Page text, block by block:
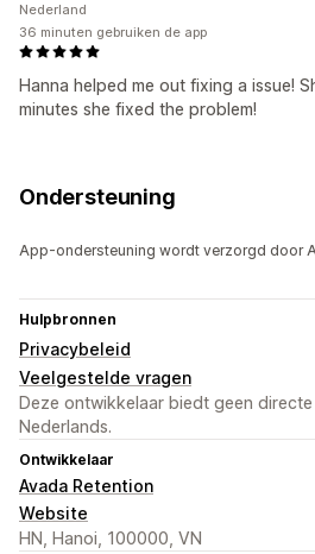
Hanna helped me out fixing a issue!
minutes she fixed the problem!
Nederland
36 minuten gebruiken de app
Ondersteuning
App-ondersteuning wordt verzorgd door
Hulpbronnen
Privacybeleid
Veelgestelde vragen
Deze ontwikkelaar biedt geen
Nederlands.
Ontwikkelaar
Avada Retention
Website
HN, Hanoi, 100000, VN